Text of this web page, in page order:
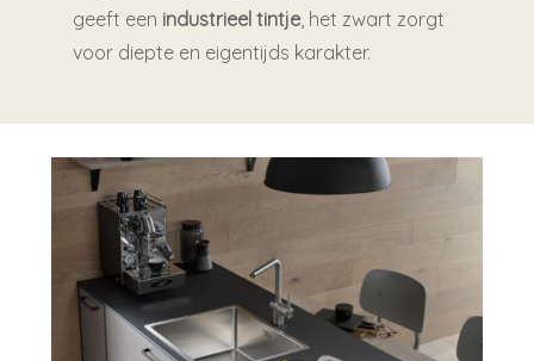
geeft een industrieel tintje, het zwart zorgt
voor diepte en eigentijds karakter.